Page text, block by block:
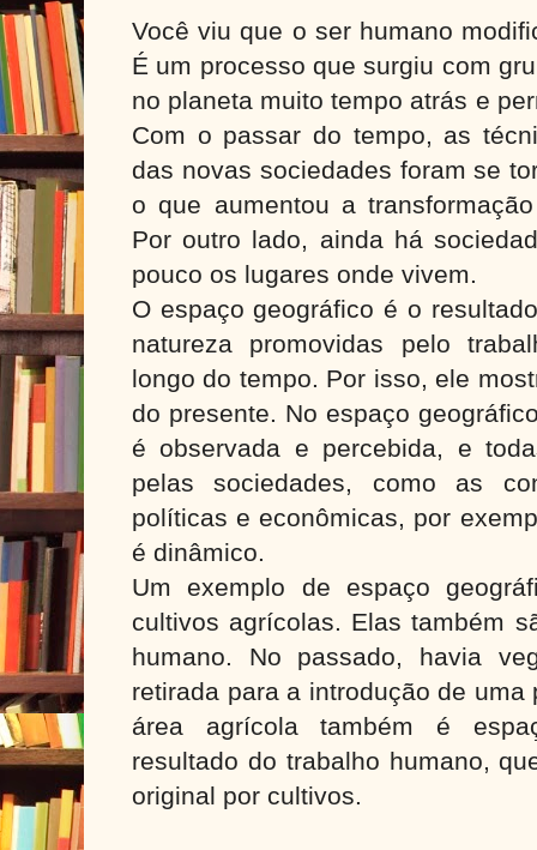
Você viu que o ser humano
É um processo que surgiu com
no planeta muito tempo atrás e
Com o passar do tempo, as
das novas sociedades foram se
o que aumentou a
Por outro lado, ainda há
pouco os lugares onde vivem.
O espaço geográfico é o
natureza promovidas pelo
longo do tempo. Por isso, ele
do presente. No espaço
é observada e percebida, e
pelas sociedades, como as
políticas e econômicas, por
é dinâmico.
Um exemplo de espaço
cultivos agrícolas. Elas também
humano. No passado, havia
retirada para a introdução de
área agrícola também é
resultado do trabalho humano,
original por cultivos.